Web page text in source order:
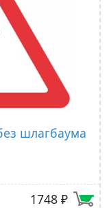
шлагбаума
1748 ₽